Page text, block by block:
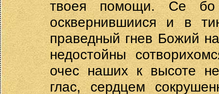
твоея помощи. Се бо
осквернившиися и в
праведный гнев Божий
недостойны
очес наших к высоте
глас, сердцем